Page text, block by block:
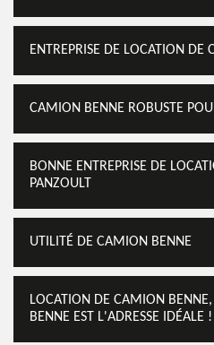
ENTREPRISE DE LOCATION DE
CAMION BENNE ROBUSTE
BONNE ENTREPRISE DE
PANZOULT
UTILITÉ DE CAMION BENNE
LOCATION DE CAMION
BENNE EST L'ADRESSE IDÉALE !